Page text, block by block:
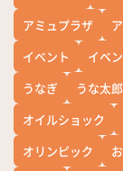
アミュプラザ
イベント
イベ
うなぎ
うな太郎
オイルショック
オリンピック